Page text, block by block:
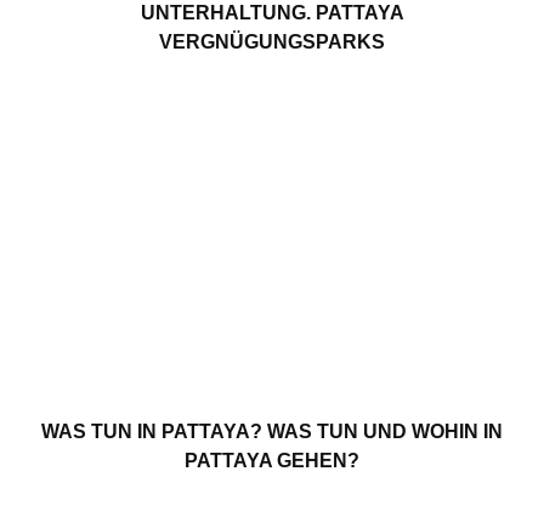
UNTERHALTUNG. PATTAYA
VERGNÜGUNGSPARKS
WAS TUN IN PATTAYA? WAS TUN UND WOHIN IN
PATTAYA GEHEN?